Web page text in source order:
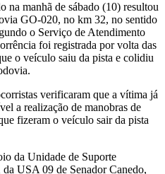
na manhã de sábado (10) resultou
GO-020, no km 32, no sentido
o Serviço de Atendimento
foi registrada por volta das
o veículo saiu da pista e colidiu
verificaram que a vítima já
a realização de manobras de
fizeram o veículo sair da pista
da Unidade de Suporte
USA 09 de Senador Canedo,